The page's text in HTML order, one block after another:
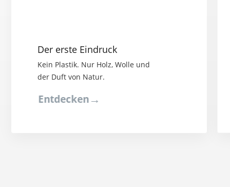
Der erste Eindruck
Kein Plastik. Nur Holz, Wolle und
der Duft von Natur.
Entdecken→